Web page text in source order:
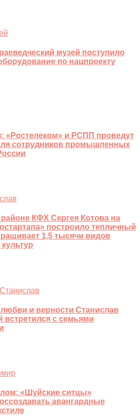
музей поступило
по нацпроекту
«Ростелеком» и РСПП проведут
сотрудников промышленных
КФХ Сергея Котова на
построило тепличный
1,5 тысячи видов
и верности Станислав
встретился с семьями
«Шуйские ситцы»
авангардные